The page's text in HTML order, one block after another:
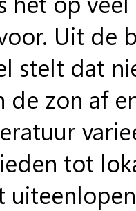
Uit de
stelt dat
de zon af
tot